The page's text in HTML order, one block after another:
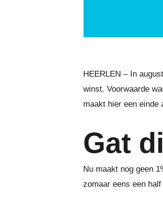
HEERLEN – In
winst. Voorwaarde
maakt hier een einde
Gat
Nu maakt nog geen
zomaar eens een